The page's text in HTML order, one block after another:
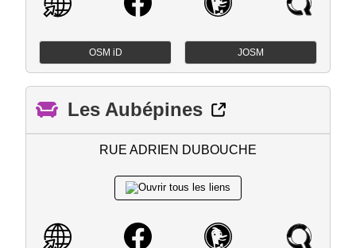
OSM iD JOSM
Les Aubépines
RUE ADRIEN DUBOUCHE